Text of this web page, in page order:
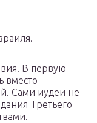
В первую
вместо
Сами иудеи не
Третьего